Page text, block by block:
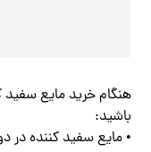
هنگام خرید مایع
باشید:
• مایع سفید کننده در